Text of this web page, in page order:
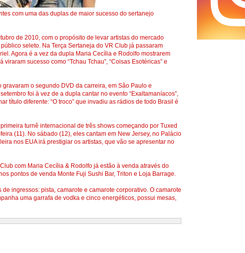
com uma das duplas de maior sucesso do sertanejo
de 2010, com o propósito de levar artistas do mercado
seleto. Na Terça Sertaneja do VR Club já passaram
Agora é a vez da dupla Maria Cecília e Rodolfo mostrarem
sucesso como “Tchau Tchau”, “Coisas Esotéricas” e
o segundo DVD da carreira, em São Paulo e
foi à vez de a dupla cantar no evento “Exaltamaníacos”,
título diferente: “O troco” que invadiu as rádios de todo Brasil é
turnê internacional de três shows começando por Tuxed
(11). No sábado (12), eles cantam em New Jersey, no Palácio
nos EUA irá prestigiar os artistas, que vão se apresentar no
com Maria Cecília & Rodolfo já estão à venda através do
pontos de venda Monte Fuji Sushi Bar, Triton e Loja Barrage.
ingressos: pista, camarote e camarote corporativo. O camarote
uma garrafa de vodka e cinco energéticos, possui mesas,